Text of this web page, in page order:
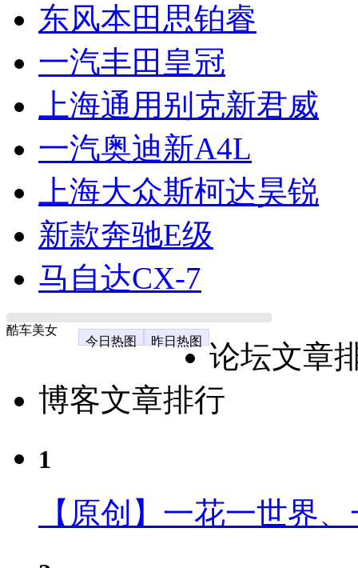
东风本田思铂睿
一汽丰田皇冠
上海通用别克新君威
一汽奥迪新A4L
上海大众斯柯达昊锐
新款奔驰E级
马自达CX-7
酷车美女
今日热图
昨日热图
论坛文章
博客文章排行
1
【原创】一花一世界